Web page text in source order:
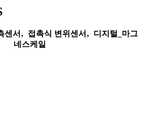
센서, 접촉식 변위센서,
디지털_마그
네스케일